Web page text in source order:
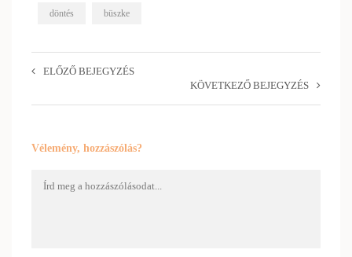
döntés büszke
ELŐZŐ BEJEGYZÉS
KÖVETKEZŐ BEJEGYZÉS
Vélemény, hozzászólás?